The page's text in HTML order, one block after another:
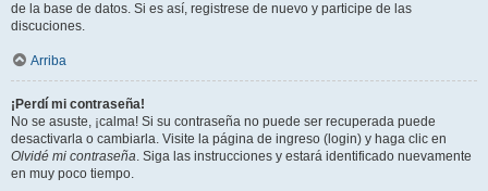
de la base de datos. Si es así, registrese de nuevo y participe de las
discuciones.
Arriba
¡Perdí mi contraseña!
No se asuste, ¡calma! Si su contraseña no puede ser recuperada puede
desactivarla o cambiarla. Visite la página de ingreso (login) y haga clic en
Olvidé mi contraseña. Siga las instrucciones y estará identificado nuevamente
en muy poco tiempo.